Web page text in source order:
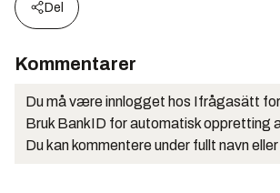
Del
Kommentarer
Du må være innlogget hos Ifrågasätt
Bruk BankID for automatisk oppretting
Du kan kommentere under fullt navn